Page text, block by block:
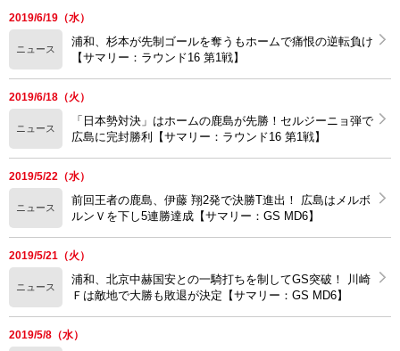
2019/6/19（水）
ニュース
浦和、杉本が先制ゴールを奪うもホームで痛恨の逆転負け
【サマリー：ラウンド16 第1戦】
2019/6/18（火）
ニュース
「日本勢対決」はホームの鹿島が先勝！セルジーニョ弾で
広島に完封勝利【サマリー：ラウンド16 第1戦】
2019/5/22（水）
ニュース
前回王者の鹿島、伊藤 翔2発で決勝T進出！ 広島はメルボ
ルンＶを下し5連勝達成【サマリー：GS MD6】
2019/5/21（火）
ニュース
浦和、北京中赫国安との一騎打ちを制してGS突破！ 川崎
Ｆは敵地で大勝も敗退が決定【サマリー：GS MD6】
2019/5/8（水）